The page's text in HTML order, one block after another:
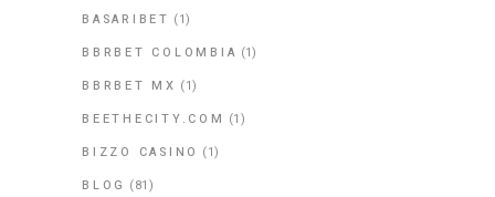
BASARIBET (1)
BBRBET COLOMBIA (1)
BBRBET MX (1)
BEETHECITY.COM (1)
BIZZO CASINO (1)
BLOG (81)